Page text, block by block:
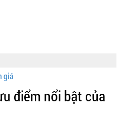
giá
điểm nổi bật của